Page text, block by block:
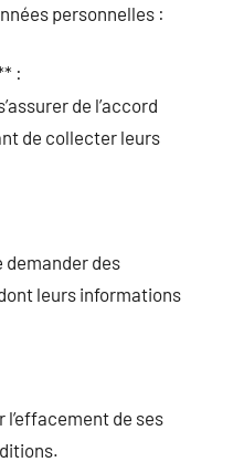
personnelles :
:
de l’accord
de collecter leurs
demander des
leurs informations
l’effacement de ses